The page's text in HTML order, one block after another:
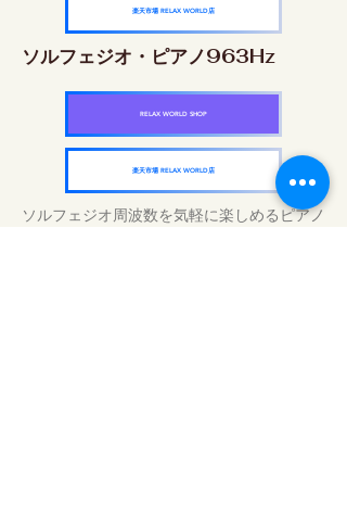
楽天市場 RELAX WORLD店
ソルフェジオ・ピアノ963Hz
RELAX WORLD SHOP
楽天市場 RELAX WORLD店
ソルフェジオ周波数を気軽に楽しめるピアノ